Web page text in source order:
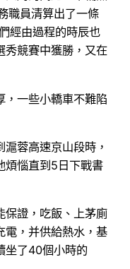
職員清算出了一條
經由過程的時辰也
秀競賽中獲勝，又在
，一些小轎車不難陷
蓉高速京山段時，
煩惱直到5日下戰書
保證，吃飯、上茅廁
電，并供給熱水，基
坐了40個小時的